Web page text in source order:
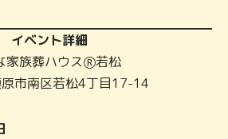
イベント詳細
家族葬ハウスⓇ若松
原市南区若松4丁目17-14